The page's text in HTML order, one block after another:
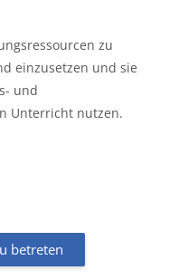
zu
einzusetzen und sie
und
Unterricht nutzen.
betreten